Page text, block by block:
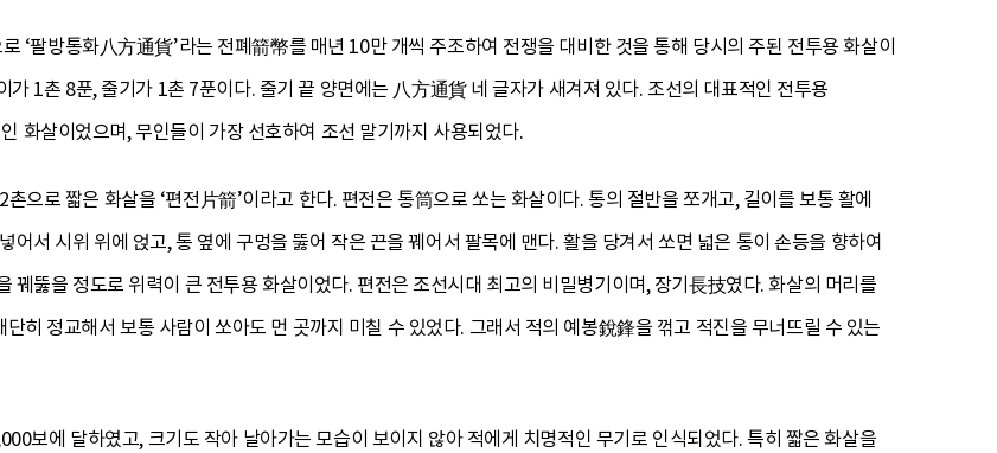
‘팔방통화八方通貨’라는 전폐箭幣를 매년 10만 개씩 주조하여 전쟁을 대비한 것을 통해 당시의 주된 전투용 화살이
가 1촌 8푼, 줄기가 1촌 7푼이다. 줄기 끝 양면에는 八方通貨 네 글자가 새겨져 있다. 조선의 대표적인 전투용
화살이었으며, 무인들이 가장 선호하여 조선 말기까지 사용되었다.
으로 짧은 화살을 ‘편전片箭’이라고 한다. 편전은 통筒으로 쏘는 화살이다. 통의 절반을 쪼개고, 길이를 보통 활에
어서 시위 위에 얹고, 통 옆에 구멍을 뚫어 작은 끈을 꿰어서 팔목에 맨다. 활을 당겨서 쏘면 넓은 통이 손등을 향하여
꿰뚫을 정도로 위력이 큰 전투용 화살이었다. 편전은 조선시대 최고의 비밀병기이며, 장기長技였다. 화살의 머리를
히 정교해서 보통 사람이 쏘아도 먼 곳까지 미칠 수 있었다. 그래서 적의 예봉銳鋒을 꺾고 적진을 무너뜨릴 수 있는
보에 달하였고, 크기도 작아 날아가는 모습이 보이지 않아 적에게 치명적인 무기로 인식되었다. 특히 짧은 화살을